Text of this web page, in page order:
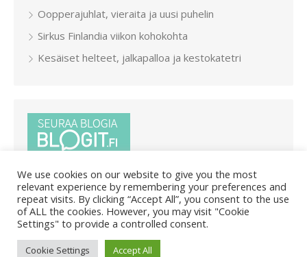
Oopperajuhlat, vieraita ja uusi puhelin
Sirkus Finlandia viikon kohokohta
Kesäiset helteet, jalkapalloa ja kestokatetri
© 2026 Pietar.in/ Powered by WordPress
We use cookies on our website to give you the most
relevant experience by remembering your preferences and
repeat visits. By clicking “Accept All”, you consent to the use
of ALL the cookies. However, you may visit "Cookie
Settings" to provide a controlled consent.
Cookie Settings Accept All